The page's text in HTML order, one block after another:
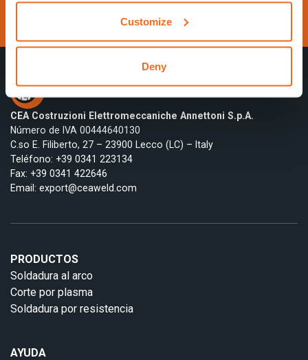
Customize
Deny
CEA Costruzioni Elettromeccaniche Annettoni S.p.A.
Número de IVA 00444640130
C.so E. Filiberto, 27 – 23900 Lecco (LC) – Italy
Teléfono: +39 0341 223134
Fax: +39 0341 422646
Email: export@ceaweld.com
PRODUCTOS
Soldadura al arco
Corte por plasma
Soldadura por resistencia
AYUDA